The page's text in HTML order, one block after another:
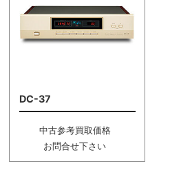
DC-37
中古参考買取価格
お問合せ下さい